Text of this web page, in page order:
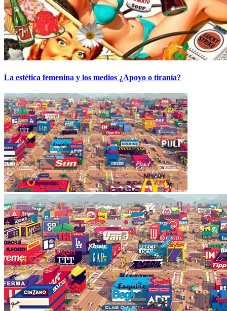
La estética femenina y los medios ¿Apoyo o tiranía?